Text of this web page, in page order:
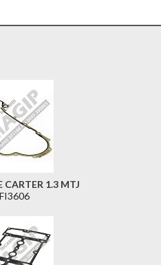
CARTER 1.3 MTJ